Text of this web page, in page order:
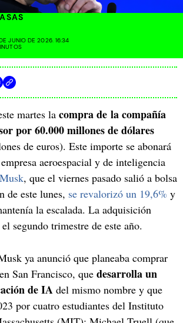
JUNIO DE 2026. 16:34
martes la compra de la compañía
por 60.000 millones de dólares
de euros). Este importe se abonará
aeroespacial y de inteligencia
, que el viernes pasado salió a bolsa
de este lunes, se revalorizó un 19,6% y
la escalada. La adquisición
segundo trimestre de este año.
ya anunció que planeaba comprar
San Francisco, que desarrolla un
de IA del mismo nombre y que
por cuatro estudiantes del Instituto